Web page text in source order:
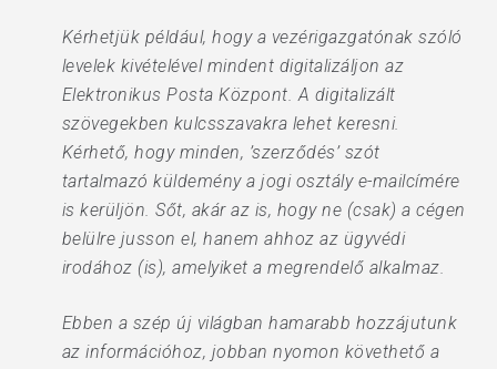
Kérhetjük például, hogy a vezérigazgatónak szóló
levelek kivételével mindent digitalizáljon az
Elektronikus Posta Központ. A digitalizált
szövegekben kulcsszavakra lehet keresni.
Kérhető, hogy minden, ’szerződés’ szót
tartalmazó küldemény a jogi osztály e-mailcímére
is kerüljön. Sőt, akár az is, hogy ne (csak) a cégen
belülre jusson el, hanem ahhoz az ügyvédi
irodához (is), amelyiket a megrendelő alkalmaz.
Ebben a szép új világban hamarabb hozzájutunk
az információhoz, jobban nyomon követhető a